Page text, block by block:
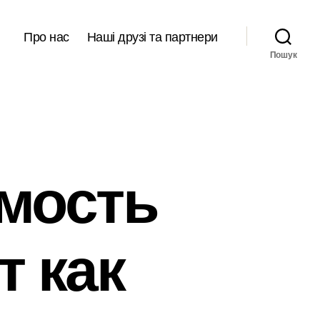
Про нас Наші друзі та партнери
Пошук
как